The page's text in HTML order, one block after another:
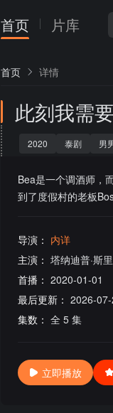
首页 片库
首页 详情
此刻我需
2020 泰剧 男
Bea是一个调酒师，
到了度假村的老板
导演： 内详
主演： 塔纳迪普·斯
首播： 2020-01-01
最后更新： 2026-
集数： 全 5 集
立即播放